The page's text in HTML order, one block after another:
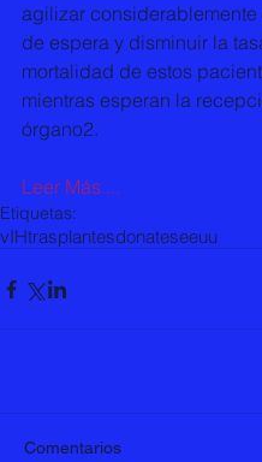
agilizar considerablemente
de espera y disminuir la
mortalidad de estos
mientras esperan la
órgano2.
Leer Más....
Etiquetas:
vIHtrasplantesdonateseeuu
Comentarios